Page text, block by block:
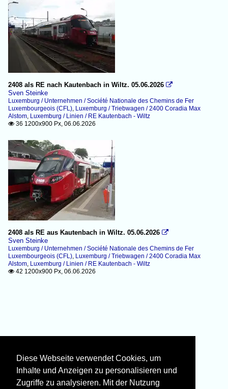
2408 als RE nach Kautenbach in Wiltz. 05.06.2026 
Sven Steinke
Luxemburg / Unternehmen / Société Nationale des Chemins de Fer
Luxembourgeois (CFL), Luxemburg / Triebwagen / 2400 Coradia Max
Alstom, Luxemburg / Linien / RE Kautenbach - Wiltz
 36 1200x900 Px, 06.06.2026
2408 als RE aus Kautenbach in Wiltz. 05.06.2026 
Sven Steinke
Luxemburg / Unternehmen / Société Nationale des Chemins de Fer
Luxembourgeois (CFL), Luxemburg / Triebwagen / 2400 Coradia Max
Alstom, Luxemburg / Linien / RE Kautenbach - Wiltz
 42 1200x900 Px, 06.06.2026
Diese Webseite verwendet Cookies, um
Inhalte und Anzeigen zu personalisieren und
Zugriffe zu analysieren. Mit der Nutzung